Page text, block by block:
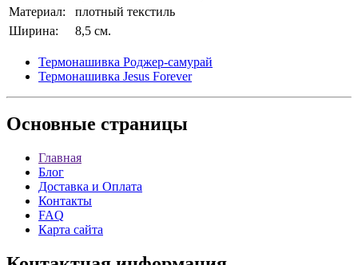
Материал:
плотный текстиль
Ширина:
8,5 см.
Термонашивка Роджер-самурай
Термонашивка Jesus Forever
Основные страницы
Главная
Блог
Доставка и Оплата
Контакты
FAQ
Карта сайта